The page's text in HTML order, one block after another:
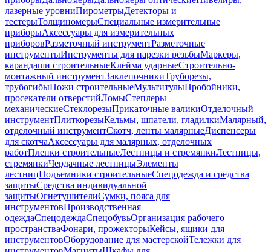
лазерные уровниПирометрыДетекторы и
тестерыТолщиномерыСпециальные измерительные
приборыАксессуары для измерительных
приборовРазметочный инструментРазметочные
инструментыИнструменты для нарезки резьбыМаркеры,
карандаши строительныеКлейма ударныеСтроительно-
монтажный инструментЗаклепочникиТруборезы,
трубогибыНожи строительныеМультитулыПробойники,
просекатели отверстийЛомыСтеплеры
механическиеСтеклорезыПрикаточные валикиОтделочный
инструментПлиткорезыКельмы, шпатели, гладилкиМалярный,
отделочный инструментСкотч, ленты малярныеДиспенсеры
для скотчаАксессуары для малярных, отделочных
работПленки строительныеЛестницы и стремянкиЛестницы,
стремянкиЧердачные лестницыЭлементы
лестницПодъемники строительныеСпецодежда и средства
защитыСредства индивидуальной
защитыОгнетушителиСумки, пояса для
инструментовПроизводственная
одеждаСпецодеждаСпецобувьОрганизация рабочего
пространстваФонари, прожекторыКейсы, ящики для
инструментовОборудование для мастерскойТележки для